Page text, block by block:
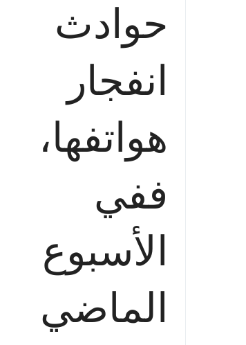
حوادث
انفجار
هواتفها،
ففي
الأسبوع
الماضي